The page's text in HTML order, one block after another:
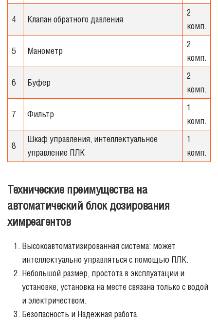
4 Клапан обратного давления
2
комп.
5 Манометр
2
комп.
6 Буфер
2
комп.
7 Фильтр
1
комп.
8
Шкаф управления, интеллектуальное
управление ПЛК
1
комп.
Технические преимущества на
автоматический блок дозирования
химреагентов
Высокоавтоматизированная система: может
интеллектуально управляться с помощью ПЛК.
Небольшой размер, простота в эксплуатации и
установке, установка на месте связана только с водой
и электричеством.
Безопасность и Надежная работа.